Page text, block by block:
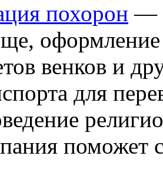
похорон —
оформление
венков и
для
поможет